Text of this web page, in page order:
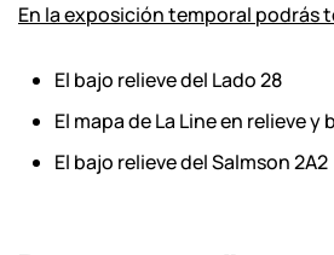
En la exposición temporal podrás
El bajo relieve del Lado 28
El mapa de La Line en relieve y
El bajo relieve del Salmson 2A2